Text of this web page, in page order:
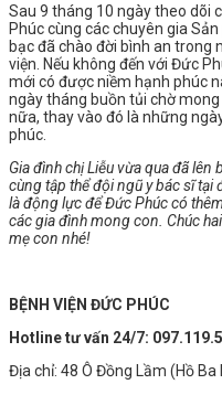
Sau 9 tháng 10 ngày theo dõi
Phúc cùng các chuyên gia
bạc đã chào đời bình an trong
viện. Nếu không đến với Đức
mới có được niềm hạnh phúc
ngày tháng buồn tủi chờ
nữa, thay vào đó là những
phúc.
Gia đình chị Liễu vừa qua đã lên
cùng tập thể đội ngũ y bác sĩ tại
là động lực để Đức Phúc có
các gia đình mong con. Chúc
mẹ con nhé!
BỆNH VIỆN ĐỨC PHÚC
Hotline tư vấn 24/7:
Địa chỉ: 48 Ô Đồng Lầm (Hồ Ba